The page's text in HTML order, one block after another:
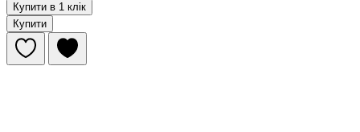
Купити в 1 клік
Купити